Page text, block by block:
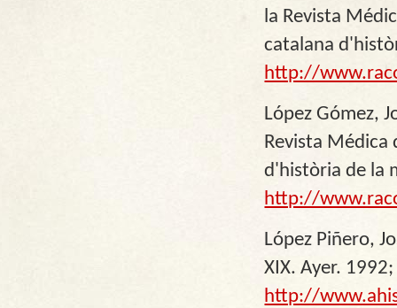
la Revista
catalana
http://
López Gómez,
Revista
d'història de la
http://
López Piñero,
XIX. Ayer.
http://